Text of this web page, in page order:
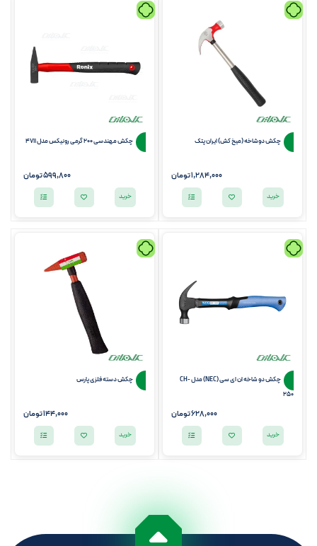
چکش دوشاخه (میخ کش) ایران پتک
1,284,000 تومان
خرید
چکش مهندسی 200 گرمی رونیکس مدل 4711
599,800تومان
خرید
چکش دو شاخه ان ای سی (NEC) مدل CH-
250
628,000تومان
خرید
چکش دسته فلزی پارس
144,000 تومان
خرید